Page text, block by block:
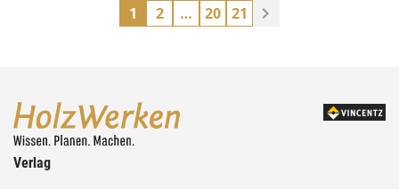
1 2 … 20 21
Verlag